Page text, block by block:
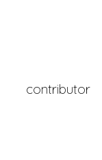
contributor